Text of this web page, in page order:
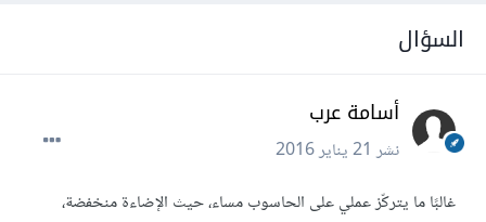
السؤال
أسامة عرب
نشر21 يناير 2016
غالبًا ما يتركّز عملي على الحاسوب مساء، حيث الإضاءة منخفضة،